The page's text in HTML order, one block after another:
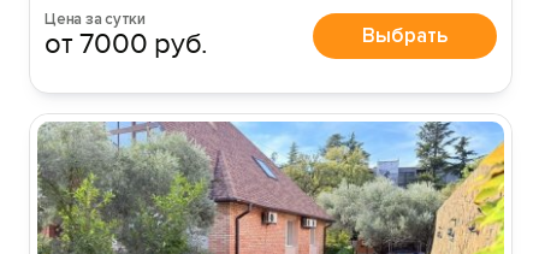
Цена за сутки
от 7000 руб. Выбрать